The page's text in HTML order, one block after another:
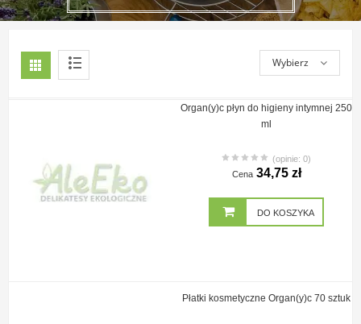
Wybierz
Organ(y)c płyn do higieny intymnej 250
ml
(opinie: 0)
Cena 34,75 zł
DO KOSZYKA
Płatki kosmetyczne Organ(y)c 70 sztuk